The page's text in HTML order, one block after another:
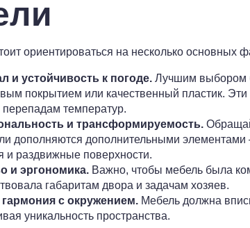
ориентироваться на несколько основных
и устойчивость к погоде. Лучшим выбором
покрытием или качественный пластик.
перепадам температур.
и трансформируемость.
дополняются дополнительными
и раздвижные поверхности.
и эргономика. Важно, чтобы мебель была
габаритам двора и задачам хозяев.
с окружением. Мебель должна
уникальность пространства.